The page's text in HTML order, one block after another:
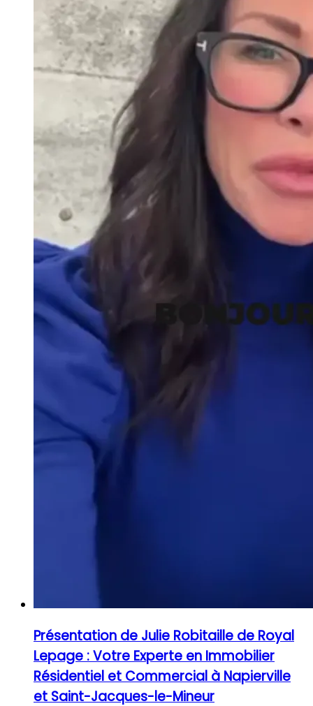
Présentation de Julie Robitaille de Royal
Lepage : Votre Experte en Immobilier
Résidentiel et Commercial à Napierville
et Saint-Jacques-le-Mineur